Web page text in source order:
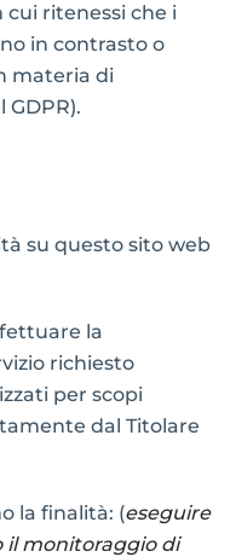
cui ritenessi che i
in contrasto o
materia di
su questo sito web
la
richiesto
per scopi
dal Titolare
la finalità: (eseguire
monitoraggio di